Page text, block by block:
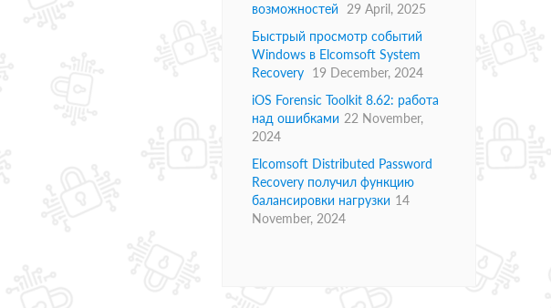
возможностей
29 April, 2025
Быстрый просмотр событий
Windows в Elcomsoft System
Recovery 19 December, 2024
iOS Forensic Toolkit 8.62: работа
над ошибками 22 November,
2024
Elcomsoft Distributed Password
Recovery получил функцию
балансировки нагрузки 14
November, 2024